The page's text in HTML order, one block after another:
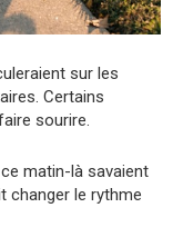
sur les
Certains
sourire.
matin-là savaient
changer le rythme